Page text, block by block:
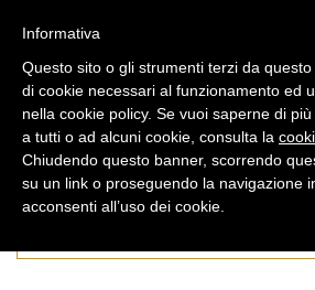
Informativa
Questo sito o gli strumenti terzi da
di cookie necessari al funzionamento ed
nella cookie policy. Se vuoi saperne di
a tutti o ad alcuni cookie, consulta la
Chiudendo questo banner, scorrendo
su un link o proseguendo la navigazione
acconsenti all’uso dei cookie.